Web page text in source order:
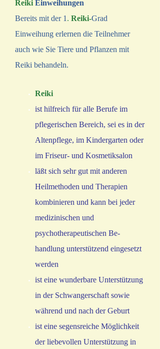
Reiki Einweihungen
Bereits mit der 1 . Reiki-Grad
Einweihung erlernen die Teilnehmer
auch wie Sie Tiere und Pflanzen mit
Reiki behandeln.
Reiki
ist hilfreich für alle Berufe im
pflegerischen Bereich, sei es in der
Altenpflege, im Kindergarten oder
im Friseur- und Kosmetiksalon
läßt sich sehr gut mit anderen
Heilmethoden und Therapien
kombinieren und kann bei jeder
medizinischen und
psychotherapeutischen Be-
han​dlung unterstützend eingesetzt
werden
ist eine wunderbare Unterstützung
in der Schwangerschaft sowie
während und nach der Geburt
ist eine segensreiche Möglichkeit
der liebevollen Unterstützung in